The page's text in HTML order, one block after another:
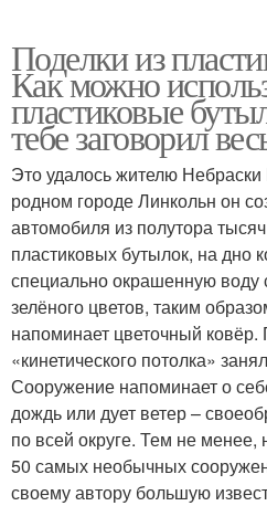
Клумба из бутылок
Пластиковые бутылки
Поделки из бутылок
Ежик из пластиковой
бутылки
Поделки из
Как можно
пластиковые
тебе заговорил
Это удалось жителю
родном городе Линкольн он
автомобиля из полутора
пластиковых бутылок, на дно
специально окрашенную воду
зелёного цветов, таким
напоминает цветочный ковёр.
«кинетического потолка»
Сооружение напоминает о
дождь или дует ветер –
по всей округе. Тем не
50 самых необычных
своему автору большую